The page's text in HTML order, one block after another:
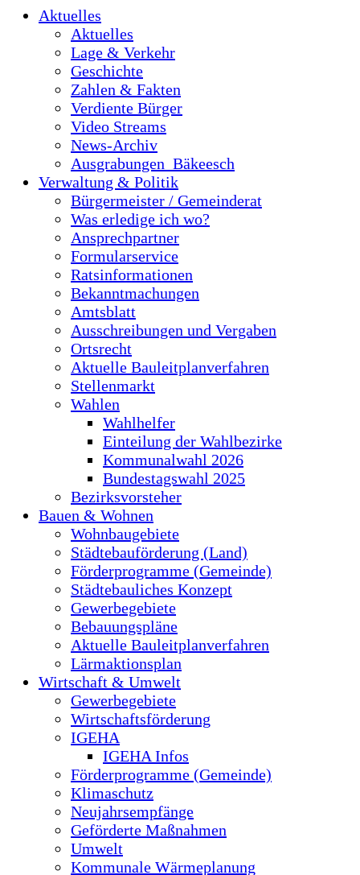
Aktuelles
Aktuelles
Lage & Verkehr
Geschichte
Zahlen & Fakten
Verdiente Bürger
Video Streams
News-Archiv
Ausgrabungen_Bäkeesch
Verwaltung & Politik
Bürgermeister / Gemeinderat
Was erledige ich wo?
Ansprechpartner
Formularservice
Ratsinformationen
Bekanntmachungen
Amtsblatt
Ausschreibungen und Vergaben
Ortsrecht
Aktuelle Bauleitplanverfahren
Stellenmarkt
Wahlen
Wahlhelfer
Einteilung der Wahlbezirke
Kommunalwahl 2026
Bundestagswahl 2025
Bezirksvorsteher
Bauen & Wohnen
Wohnbaugebiete
Städtebauförderung (Land)
Förderprogramme (Gemeinde)
Städtebauliches Konzept
Gewerbegebiete
Bebauungspläne
Aktuelle Bauleitplanverfahren
Lärmaktionsplan
Wirtschaft & Umwelt
Gewerbegebiete
Wirtschaftsförderung
IGEHA
IGEHA Infos
Förderprogramme (Gemeinde)
Klimaschutz
Neujahrsempfänge
Geförderte Maßnahmen
Umwelt
Kommunale Wärmeplanung